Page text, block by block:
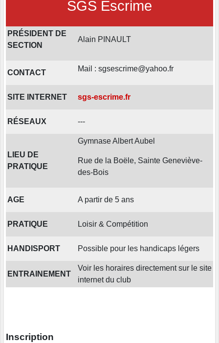
SGS Escrime
PRÉSIDENT DE
SECTION
Alain PINAULT
CONTACT Mail : sgsescrime@yahoo.fr
SITE INTERNET sgs-escrime.fr
RÉSEAUX ---
LIEU DE
PRATIQUE
Gymnase Albert Aubel
Rue de la Boële, Sainte Geneviève-
des-Bois
AGE A partir de 5 ans
PRATIQUE Loisir & Compétition
HANDISPORT Possible pour les handicaps légers
ENTRAINEMENT
Voir les horaires directement sur le site
internet du club
Inscription